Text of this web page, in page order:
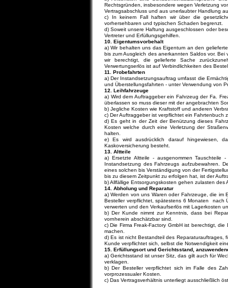
Rechtsgründen, insbesondere wegen Verletzung
Vertragsabschluss und aus unerlaubter Handlung
c) In keinem Fall haften wir über die
vorhersehbaren und typischen Schaden begrenzt.
d) Soweit unsere Haftung ausgeschlossen oder
Vertreter und Erfüllungsgehilfen.
10. Eigentumsvorbehalt
a) Wir behalten uns das Eigentum an den
bis zum Ausgleich des anerkannten Saldos vor.
wir berechtigt, die gelieferte Sache
Verwertungserlös ist auf Verbindlichkeiten des
11. Probefahrten
a) Der Instandsetzungsauftrag umfasst die
und Überstellungsfahrten - unter Verwendung von
12. Leihfahrzeuge
a) Wird dem Auftraggeber ein Fahrzeug der Fa.
überlassen so muss dieser mit der angebrachten
b) Jegliche Kosten wie Kraftstoff und anderen
c) Der Auftraggeber ist verpflichtet ein Fahrtenbuch
d) Es geht in der Zeit der Benützung dieses
Kosten welche durch eine Verletzung der
halten.
e) Es wird ausdrücklich darauf hingewiesen,
Kaskoversicherung besteht.
13. Altteile
a) Ersetzte Altteile - ausgenommen Tauschteile
Instandsetzung des Fahrzeugs aufzubewahren.
eines solchen bis Verständigung von der
bis zu diesem Zeitpunkt zu erfolgen hat, ist der
b) Allfällige Entsorgungskosten gehen zulasten des
14. Abholung und Reparatur
a) Werden von uns Waren oder Fahrzeuge, die im
Besteller verpflichtet, spätestens 6 Monaten nach
verwerten und den Verkaufserlös mit Lagerkosten
b) Der Kunde nimmt zur Kenntnis, dass bei
vornherein abschätzbar sind.
c) Die Firma Freak-Factory GmbH ist berechtigt,
machen.
d) Es ist nicht Bestandteil des Reparaturauftrages,
Kunde verpflichtet sich, selbst die Notwendigkeit
15. Erfüllungsort und Gerichtsstand,
a) Gerichtsstand ist unser Sitz, das gilt auch für
verklagen.
b) Der Besteller verpflichtet sich im Falle des
vorprozessualer Kosten.
c) Das Vertragsverhältnis unterliegt ausschließlich